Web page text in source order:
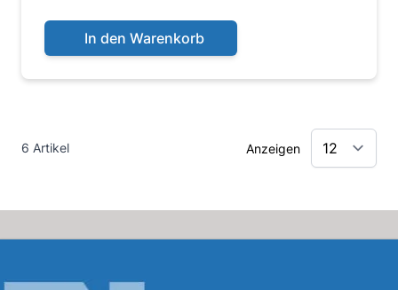
In den Warenkorb
6 Artikel Anzeigen